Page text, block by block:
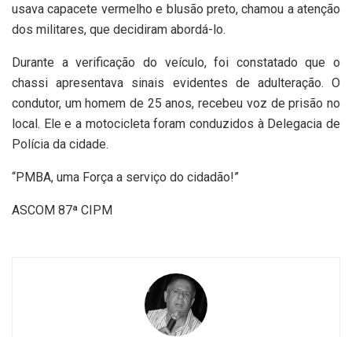
usava capacete vermelho e blusão preto, chamou a atenção
dos militares, que decidiram abordá-lo.
Durante a verificação do veículo, foi constatado que o
chassi apresentava sinais evidentes de adulteração. O
condutor, um homem de 25 anos, recebeu voz de prisão no
local. Ele e a motocicleta foram conduzidos à Delegacia de
Polícia da cidade.
“PMBA, uma Força a serviço do cidadão!”
ASCOM 87ª CIPM